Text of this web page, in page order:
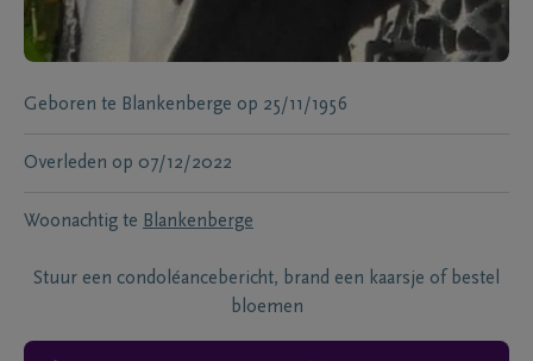
Geboren te Blankenberge op 25/11/1956
Overleden op 07/12/2022
Woonachtig te Blankenberge
Stuur een condoléancebericht, brand een kaarsje of bestel
bloemen